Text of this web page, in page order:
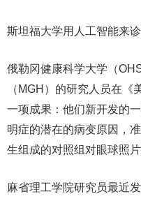
斯坦福大学用人工智能来
俄勒冈健康科学大学（
（MGH）的研究人员在《
一项成果：他们新开发的
明症的潜在的病变原因，
生组成的对照组对眼球照
麻省理工学院研究员最近